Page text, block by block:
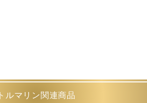
トルマリン関連商品